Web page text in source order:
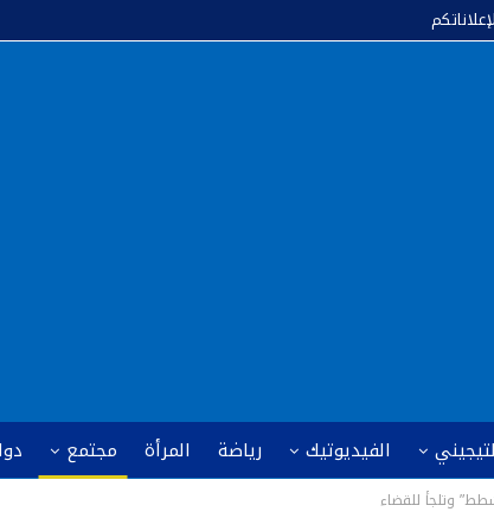
لإعلاناتكم
الفيديوتيك رياضة المرأة مجتمع
وتلجأ للقضاء